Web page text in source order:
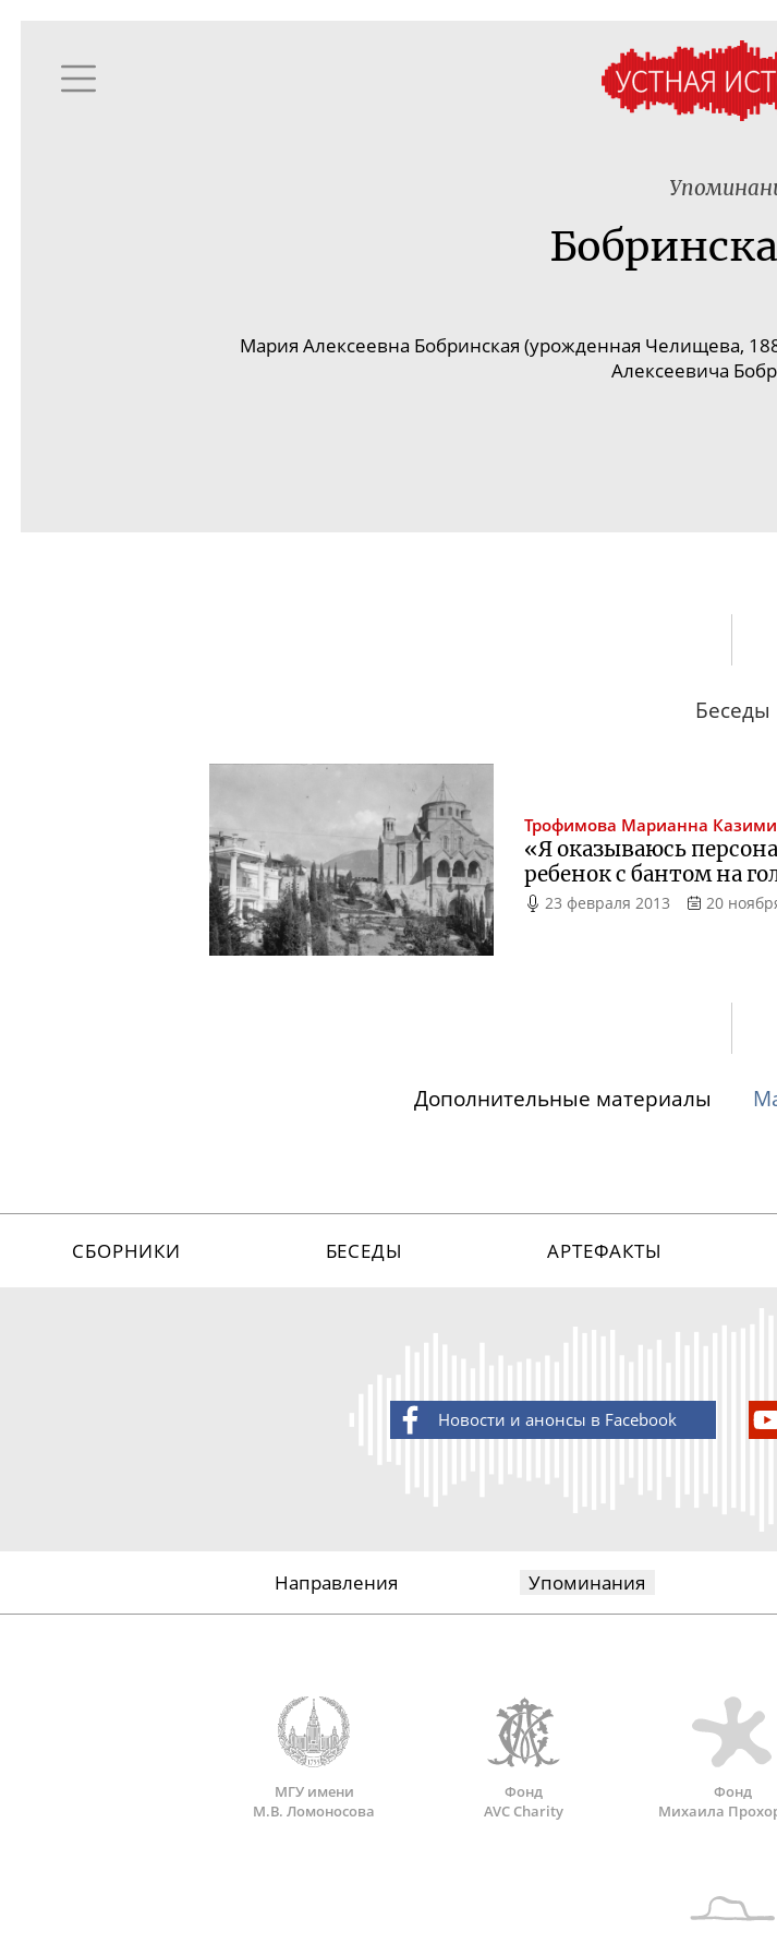
Мария Алексеевна Бобринская (урожденная Челищева,
Алексеевича
Беседы
Трофимова Марианна
«Я оказываюсь
ребенок с бантом на
23 февраля 2013 20
Дополнительные материалы
СБОРНИКИ БЕСЕДЫ АРТЕФАКТЫ
Новости и анонсы в Facebook
Направления Упоминания
МГУ имени
М.В. Ломоносова
Фонд
AVC Charity
Фонд
Михаила